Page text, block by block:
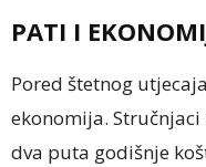
PATI I
Pored štetnog
ekonomija.
dva puta godišnje